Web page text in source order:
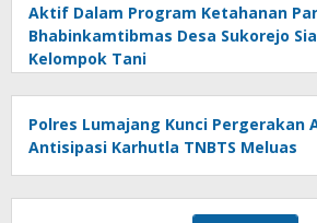
Aktif Dalam Program Ketahanan
Bhabinkamtibmas Desa Sukorejo
Kelompok Tani
Polres Lumajang Kunci Pergerakan
Antisipasi Karhutla TNBTS Meluas